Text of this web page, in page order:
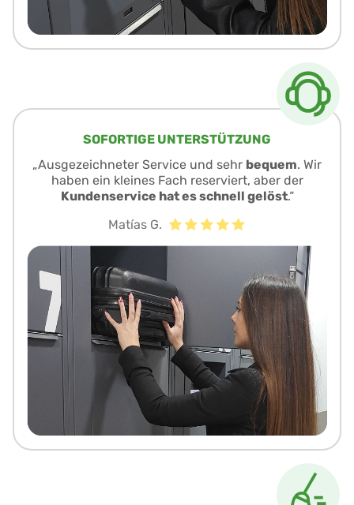
SOFORTIGE UNTERSTÜTZUNG
„Ausgezeichneter Service und sehr bequem. Wir
haben ein kleines Fach reserviert, aber der
Kundenservice hat es schnell gelöst.“
Matías G.